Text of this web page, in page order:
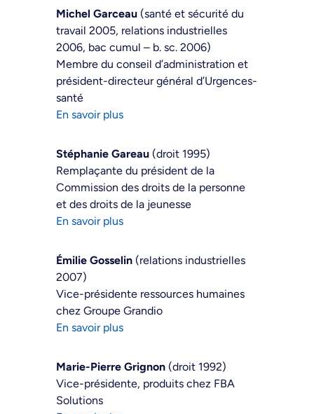
Michel Garceau (santé et sécurité du
travail 2005, relations industrielles
2006, bac cumul – b. sc. 2006)
Membre du conseil d’administration et
président-directeur général d’Urgences-
santé
En savoir plus
Stéphanie Gareau (droit 1995)
Remplaçante du président de la
Commission des droits de la personne
et des droits de la jeunesse
En savoir plus
Émilie Gosselin (relations industrielles
2007)
Vice-présidente ressources humaines
chez Groupe Grandio
En savoir plus
Marie-Pierre Grignon (droit 1992)
Vice-présidente, produits chez FBA
Solutions